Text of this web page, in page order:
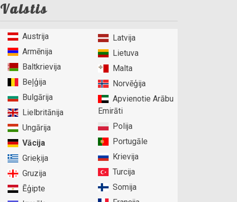
Valstis
Austrija
Armēnija
Baltkrievija
Beļģija
Bulgārija
Lielbritānija
Ungārija
Vācija
Grieķija
Gruzija
Ēģipte
Latvija
Lietuva
Malta
Norvēģija
Apvienotie Arābu
Emirāti
Polija
Portugāle
Krievija
Turcija
Somija